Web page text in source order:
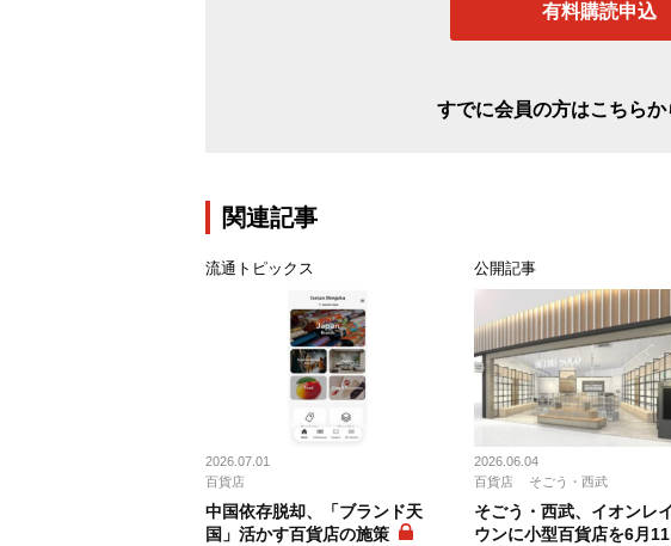
有料購読申込
すでに会員の方はこちらか
関連記事
流通トピックス
2026.07.01
百貨店
中国依存脱却、「ブランド天
国」活かす百貨店の施策
公開記事
2026.06.04
百貨店
そごう・西武
そごう・西武、イオンレ
ウンに小型百貨店を6月